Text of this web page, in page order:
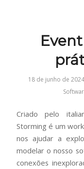
18 de junho de 2024
Criado pelo
Storming é um
nos ajudar a
modelar o nosso
conexões